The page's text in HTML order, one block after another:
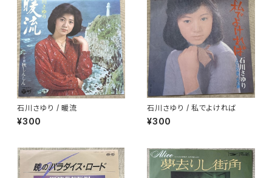
石川さゆり / 暖流
¥300
石川さゆり / 私でよければ
¥300